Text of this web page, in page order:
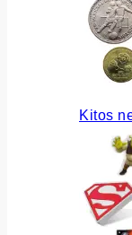
Kitos